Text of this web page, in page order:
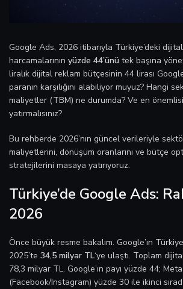
Google Ads, 2026 itibarıyla Türkiye’deki
harcamalarının yüzde 44’ünü tek başına
liralık dijital reklam bütçesinin 44 lirası
paranın karşılığını alabiliyor muyuz? Hangi
maliyetler (TBM) ne durumda? Ve en
yatırmalısınız?
Bu rehberde 2026’nın güncel verileriyle
maliyetlerini, dönüşüm oranlarını ve bütçe
stratejilerini masaya yatırıyoruz.
Türkiye’de Google Ads:
2026
Önce büyük resme bakalım. Google’ın
2025’te 34,5 milyar TL‘ye ulaştı. Toplam
78,3 milyar TL. Google’ın payı yüzde 44; Meta
(Facebook/Instagram) yüzde 30 ile ikinci